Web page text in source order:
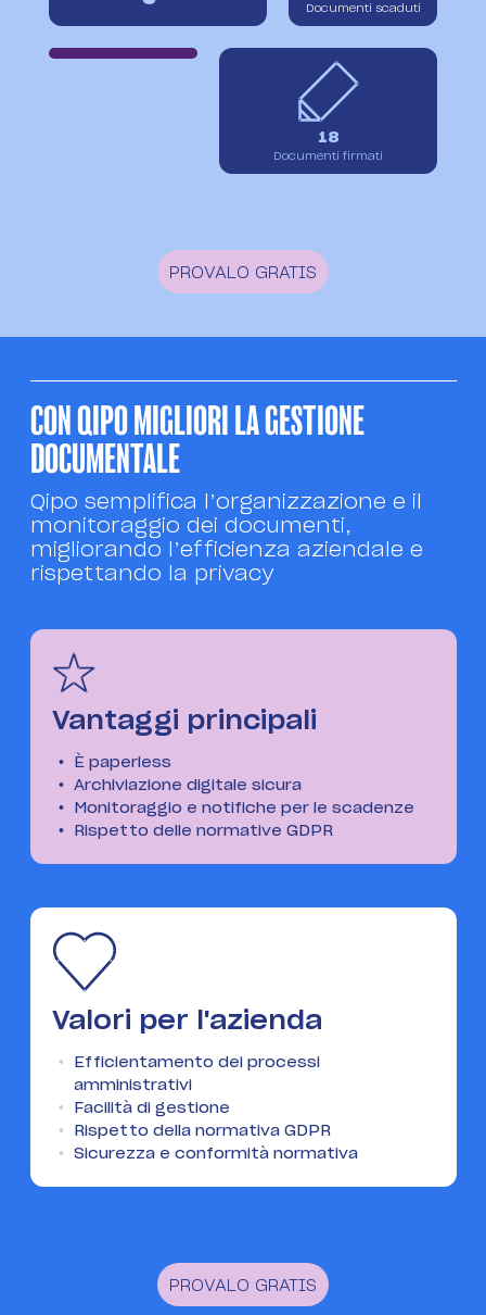
Documenti scaduti
61%
18
Documenti firmati
PROVALO GRATIS
CON QIPO MIGLIORI LA GESTIONE
DOCUMENTALE
Qipo semplifica l’organizzazione e il
monitoraggio dei documenti,
migliorando l’efficienza aziendale e
rispettando la privacy
Vantaggi principali
È paperless
Archiviazione digitale sicura
Monitoraggio e notifiche per le scadenze
Rispetto delle normative GDPR
Valori per l'azienda
Efficientamento dei processi
amministrativi
Facilità di gestione
Rispetto della normativa GDPR
Sicurezza e conformità normativa
PROVALO GRATIS